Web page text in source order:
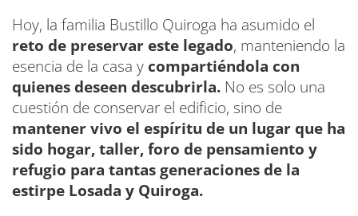
Hoy, la familia Bustillo Quiroga ha asumido el
reto de preservar este legado, manteniendo la
esencia de la casa y compartiéndola con
quienes deseen descubrirla. No es solo una
cuestión de conservar el edificio, sino de
mantener vivo el espíritu de un lugar que ha
sido hogar, taller, foro de pensamiento y
refugio para tantas generaciones de la
estirpe Losada y Quiroga.